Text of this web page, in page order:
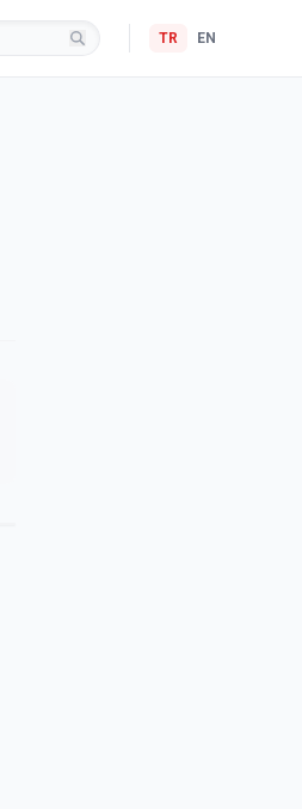
TR EN